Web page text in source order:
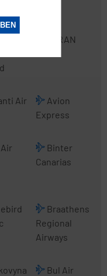
ATRAN
Air
Avion
Express
Binter
Canarias
Braathens
Regional
Airways
Bul Air